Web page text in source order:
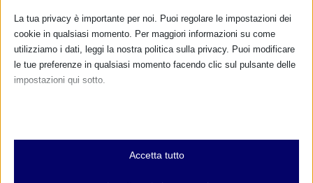
La tua privacy è importante per noi. Puoi regolare le impostazioni dei
cookie in qualsiasi momento. Per maggiori informazioni su come
utilizziamo i dati, leggi la nostra politica sulla privacy. Puoi modificare
le tue preferenze in qualsiasi momento facendo clic sul pulsante delle
impostazioni qui sotto.
Essenziali
I cookie e i servizi essenziali abilitano le funzioni di base e sono
Accetta tutto